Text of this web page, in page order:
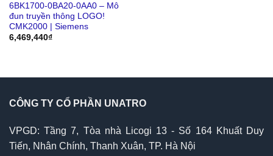
6BK1700-0BA20-0AA0 – Mô
đun truyền thông LOGO!
CMK2000 | Siemens
6,469,440₫
CÔNG TY CỔ PHẦN UNATRO
VPGD: Tầng 7, Tòa nhà Licogi 13 - Số 164 Khuất Duy
Tiến, Nhân Chính, Thanh Xuân, TP. Hà Nội